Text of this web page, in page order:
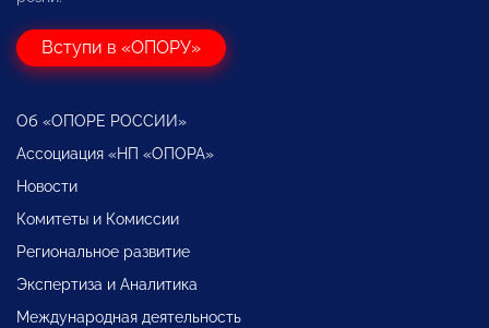
Вступи в «ОПОРУ»
Об «ОПОРЕ РОССИИ»
Ассоциация «НП «ОПОРА»
Новости
Комитеты и Комиссии
Региональное развитие
Экспертиза и Аналитика
Международная деятельность